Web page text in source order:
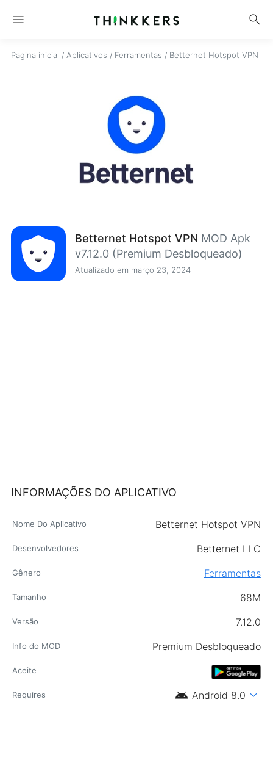
menu search
Pagina inicial / Aplicativos / Ferramentas / Betternet Hotspot VPN
Betternet Hotspot VPN MOD Apk
v7.12.0 (Premium Desbloqueado)
Atualizado em março 23, 2024
INFORMAÇÕES DO APLICATIVO
Nome Do Aplicativo Betternet Hotspot VPN
Desenvolvedores Betternet LLC
Gênero Ferramentas
Tamanho 68M
Versão 7.12.0
Info do MOD Premium Desbloqueado
Aceite
Requires android Android 8.0 expand_more